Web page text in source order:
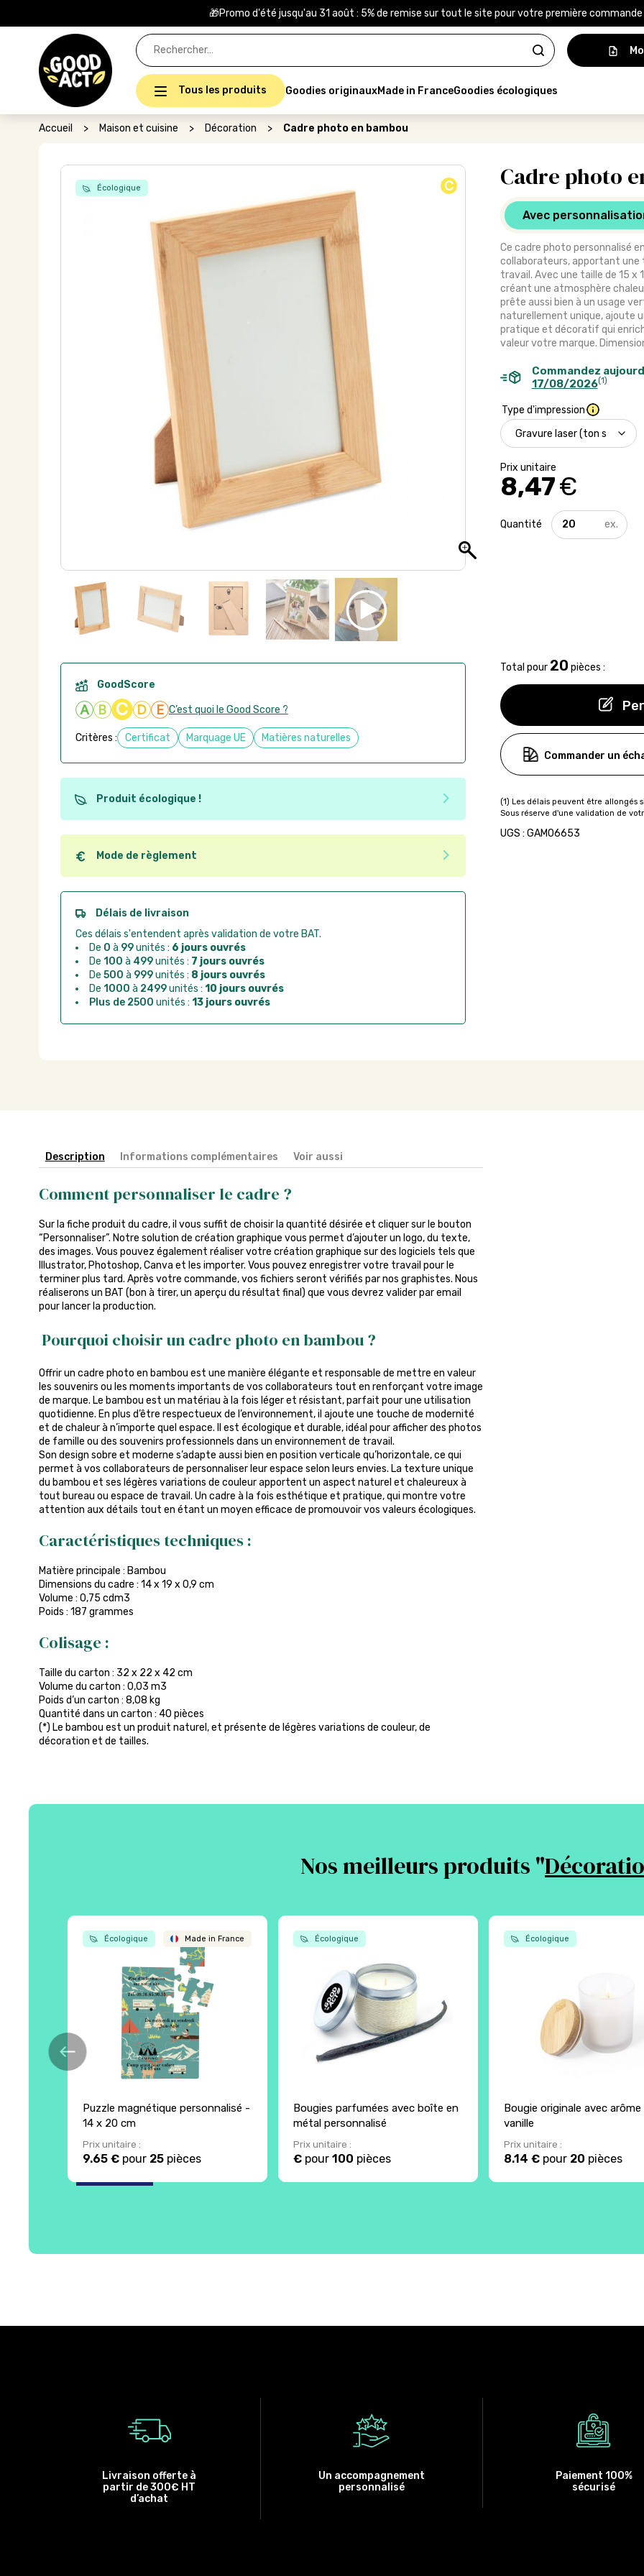
🎁Promo d'été jusqu'au 31 août : 5% de remise sur tout le site pour votre première commande
Rechercher :
Tous les produits Goodies originauxMade in FranceGoodies écologiques
Accueil > Maison et cuisine > Décoration > Cadre photo en bambou
Écologique C Cadre photo
Avec
Ce cadre photo personnalisé
collaborateurs, apportant une
travail. Avec une taille de 15
créant une atmosphère
prête aussi bien à un usage
naturellement unique, ajoute
pratique et décoratif qui
valeur votre marque.
Commandez
17/08/2026(1)
Type d'impression
8,47€
quantité
de
Total pour 20 pièces :
Commander un
UGS : GAMO6653
GoodScore
A B C D E C’est quoi le Good Score ?
Critères : Certificat Marquage UE Matières naturelles
Produit écologique !
Ce produit est éco-conçu, il a été fabriqué à partir de matériaux recyclés ou
recyclables. Ces produits peuvent plus facilement obtenir une seconde vie après
utilisation. L'origine de fabrication du produit n'entre pas dans les critères d'éco-
conception.
Mode de règlement
Quel que soit le mode de règlement, vous pouvez passer commande en ligne sur
Good Act.
Paiement CB :paiement sécurisé par carte bancaire
Virement bancaire :
règlement sur facture après la commande
Chorus Pro :règlement par mandat administratif après la commande
Délais de livraison
Ces délais s'entendent après validation de votre BAT.
De 0 à 99unités : 6 jours ouvrés
De 100 à 499unités : 7 jours ouvrés
De 500 à 999unités : 8 jours ouvrés
De 1000 à 2499unités : 10 jours ouvrés
Plus de 2500 unités : 13 jours ouvrés
Description Informations complémentaires Voir aussi
Comment personnaliser le cadre ?
Sur la fiche produit du cadre, il vous suffit de choisir la quantité désirée et cliquer sur le bouton
“Personnaliser”. Notre solution de création graphique vous permet d’ajouter un logo, du texte,
des images. Vous pouvez également réaliser votre création graphique sur des logiciels tels que
Illustrator, Photoshop, Canva et les importer. Vous pouvez enregistrer votre travail pour le
terminer plus tard. Après votre commande, vos fichiers seront vérifiés par nos graphistes. Nous
réaliserons un BAT (bon à tirer, un aperçu du résultat final) que vous devrez valider par email
pour lancer la production.
Pourquoi choisir un cadre photo en bambou ?
Offrir un cadre photo en bambou est une manière élégante et responsable de mettre en valeur
les souvenirs ou les moments importants de vos collaborateurs tout en renforçant votre image
de marque. Le bambou est un matériau à la fois léger et résistant, parfait pour une utilisation
quotidienne. En plus d’être respectueux de l’environnement, il ajoute une touche de modernité
et de chaleur à n’importe quel espace. Il est écologique et durable, idéal pour afficher des photos
de famille ou des souvenirs professionnels dans un environnement de travail.
Son design sobre et moderne s’adapte aussi bien en position verticale qu’horizontale, ce qui
permet à vos collaborateurs de personnaliser leur espace selon leurs envies. La texture unique
du bambou et ses légères variations de couleur apportent un aspect naturel et chaleureux à
tout bureau ou espace de travail. Un cadre à la fois esthétique et pratique, qui montre votre
attention aux détails tout en étant un moyen efficace de promouvoir vos valeurs écologiques.
Caractéristiques techniques :
Matière principale : Bambou
Dimensions du cadre : 14 x 19 x 0,9 cm
Volume : 0,75 cdm3
Poids : 187 grammes
Colisage :
Taille du carton : 32 x 22 x 42 cm
Volume du carton : 0,03 m3
Poids d’un carton : 8,08 kg
Quantité dans un carton : 40 pièces
(*) Le bambou est un produit naturel, et présente de légères variations de couleur, de
décoration et de tailles.
Nos meilleurs produits "
Écologique Made in France
Puzzle magnétique personnalisé -
14 x 20 cm
Prix unitaire :
9.65 € pour 25 pièces
Écologique
Bougies parfumées avec boîte en
métal personnalisé
Prix unitaire :
€pour 100 pièces
Écologique
Bougie originale avec arôme
vanille
Prix unitaire :
8.14 €pour 20 pièces
Livraison offerte à
partir de 300€ HT
d’achat
Un accompagnement
personnalisé
Paiement 100%
sécurisé